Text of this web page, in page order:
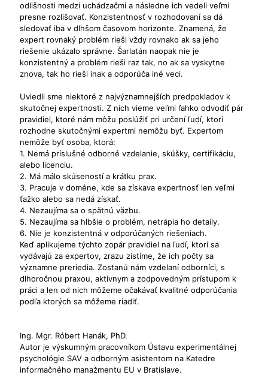
odlišnosti medzi uchádzačmi a následne ich vedeli veľmi
presne rozlišovať. Konzistentnosť v rozhodovaní sa dá
sledovať iba v dlhšom časovom horizonte. Znamená, že
expert rovnaký problém rieši vždy rovnako ak sa jeho
riešenie ukázalo správne. Šarlatán naopak nie je
konzistentný a problém rieši raz tak, no ak sa vyskytne
znova, tak ho rieši inak a odporúča iné veci.
Uviedli sme niektoré z najvýznamnejších predpokladov k
skutočnej expertnosti. Z nich vieme veľmi ľahko odvodiť pár
pravidiel, ktoré nám môžu poslúžiť pri určení ľudí, ktorí
rozhodne skutočnými expertmi nemôžu byť. Expertom
nemôže byť osoba, ktorá:
1. Nemá príslušné odborné vzdelanie, skúšky, certifikáciu,
alebo licenciu.
2. Má málo skúseností a krátku prax.
3. Pracuje v doméne, kde sa získava expertnosť len veľmi
ťažko alebo sa nedá získať.
4. Nezaujíma sa o spätnú väzbu.
5. Nezaujíma sa hlbšie o problém, netrápia ho detaily.
6. Nie je konzistentná v odporúčaných riešeniach.
Keď aplikujeme týchto zopár pravidiel na ľudí, ktorí sa
vydávajú za expertov, zrazu zistíme, že ich počty sa
významne preriedia. Zostanú nám vzdelaní odborníci, s
dlhoročnou praxou, aktívnym a zodpovedným prístupom k
práci a len od nich môžeme očakávať kvalitné odporúčania
podľa ktorých sa môžeme riadiť.
Ing. Mgr. Róbert Hanák, PhD.
Autor je výskumným pracovníkom Ústavu experimentálnej
psychológie SAV a odborným asistentom na Katedre
informačného manažmentu EU v Bratislave.